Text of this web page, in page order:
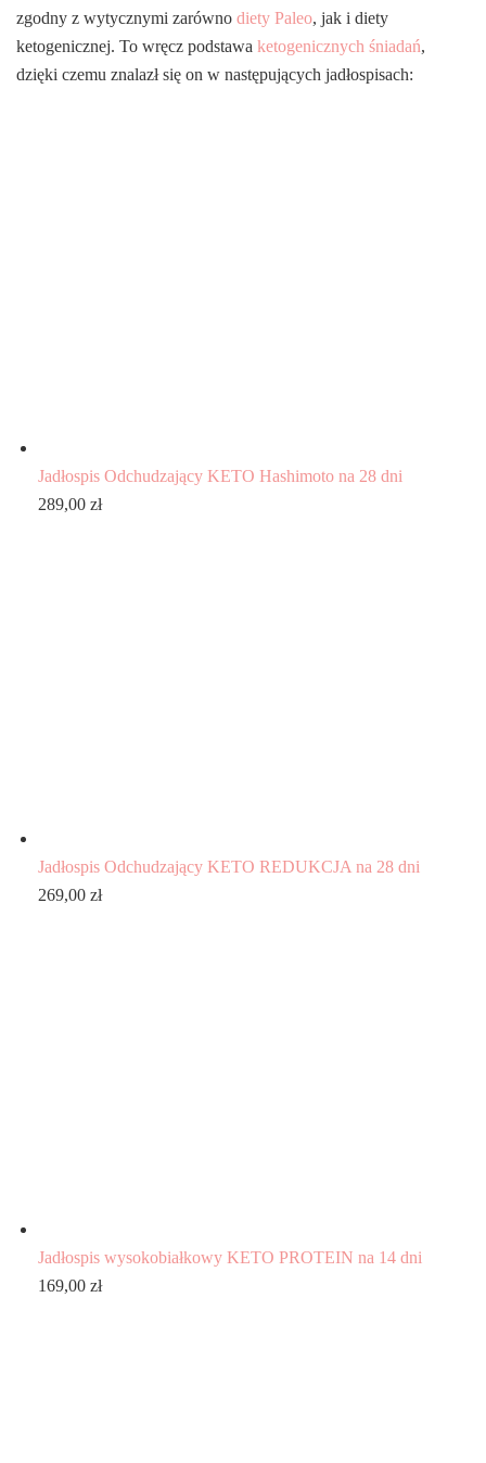
zgodny z wytycznymi zarówno diety Paleo, jak i diety
ketogenicznej. To wręcz podstawa ketogenicznych śniadań,
dzięki czemu znalazł się on w następujących jadłospisach:
Jadłospis Odchudzający KETO Hashimoto na 28 dni
289,00 zł
Jadłospis Odchudzający KETO REDUKCJA na 28 dni
269,00 zł
Jadłospis wysokobiałkowy KETO PROTEIN na 14 dni
169,00 zł